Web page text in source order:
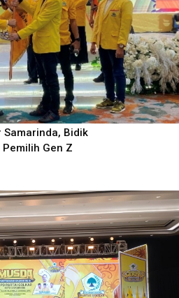
Samarinda, Bidik
Gen Z